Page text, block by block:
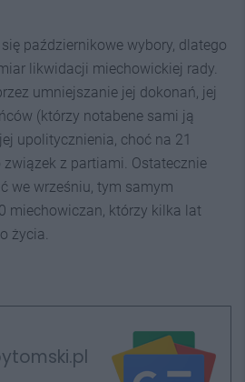
się październikowe wybory, dlatego
likwidacji miechowickiej rady.
umniejszanie jej dokonań, jej
(którzy notabene sami ją
upolitycznienia, choć na 21
związek z partiami. Ostatecznie
we wrześniu, tym samym
miechowiczan, którzy kilka lat
życia.